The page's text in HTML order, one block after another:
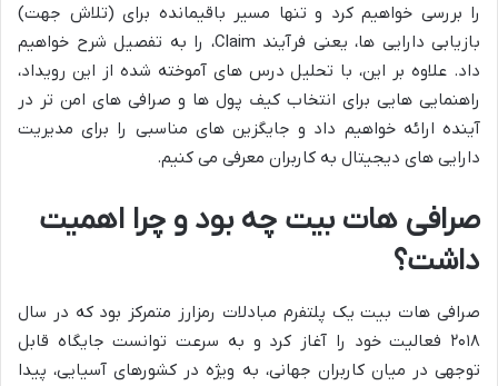
را بررسی خواهیم کرد و تنها مسیر باقیمانده برای (تلاش جهت)
بازیابی دارایی ها، یعنی فرآیند Claim، را به تفصیل شرح خواهیم
داد. علاوه بر این، با تحلیل درس های آموخته شده از این رویداد،
راهنمایی هایی برای انتخاب کیف پول ها و صرافی های امن تر در
آینده ارائه خواهیم داد و جایگزین های مناسبی را برای مدیریت
دارایی های دیجیتال به کاربران معرفی می کنیم.
صرافی هات بیت چه بود و چرا اهمیت
داشت؟
صرافی هات بیت یک پلتفرم مبادلات رمزارز متمرکز بود که در سال
۲۰۱۸ فعالیت خود را آغاز کرد و به سرعت توانست جایگاه قابل
توجهی در میان کاربران جهانی، به ویژه در کشورهای آسیایی، پیدا